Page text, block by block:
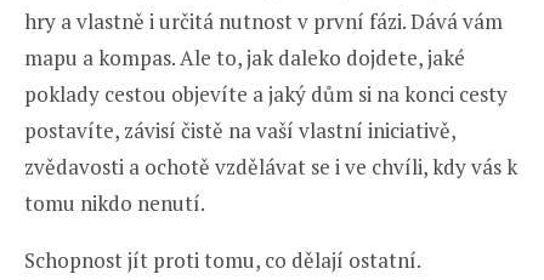
hry a vlastně i určitá nutnost v první fázi. Dává vám
mapu a kompas. Ale to, jak daleko dojdete, jaké
poklady cestou objevíte a jaký dům si na konci cesty
postavíte, závisí čistě na vaší vlastní iniciativě,
zvědavosti a ochotě vzdělávat se i ve chvíli, kdy vás k
tomu nikdo nenutí.
Schopnost jít proti tomu, co dělají ostatní.